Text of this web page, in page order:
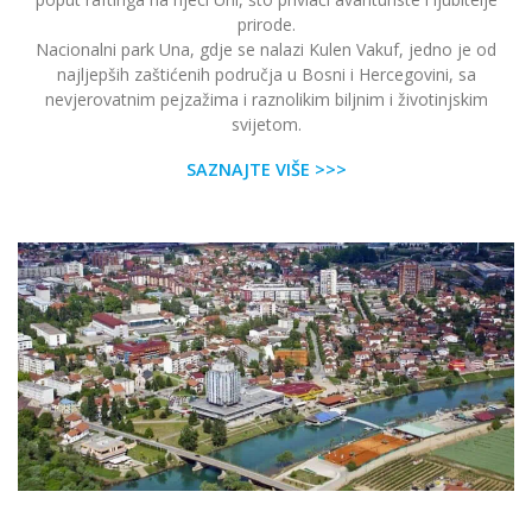
prirode.
Nacionalni park Una, gdje se nalazi Kulen Vakuf, jedno je od
najljepših zaštićenih područja u Bosni i Hercegovini, sa
nevjerovatnim pejzažima i raznolikim biljnim i životinjskim
svijetom.
SAZNAJTE VIŠE >>>